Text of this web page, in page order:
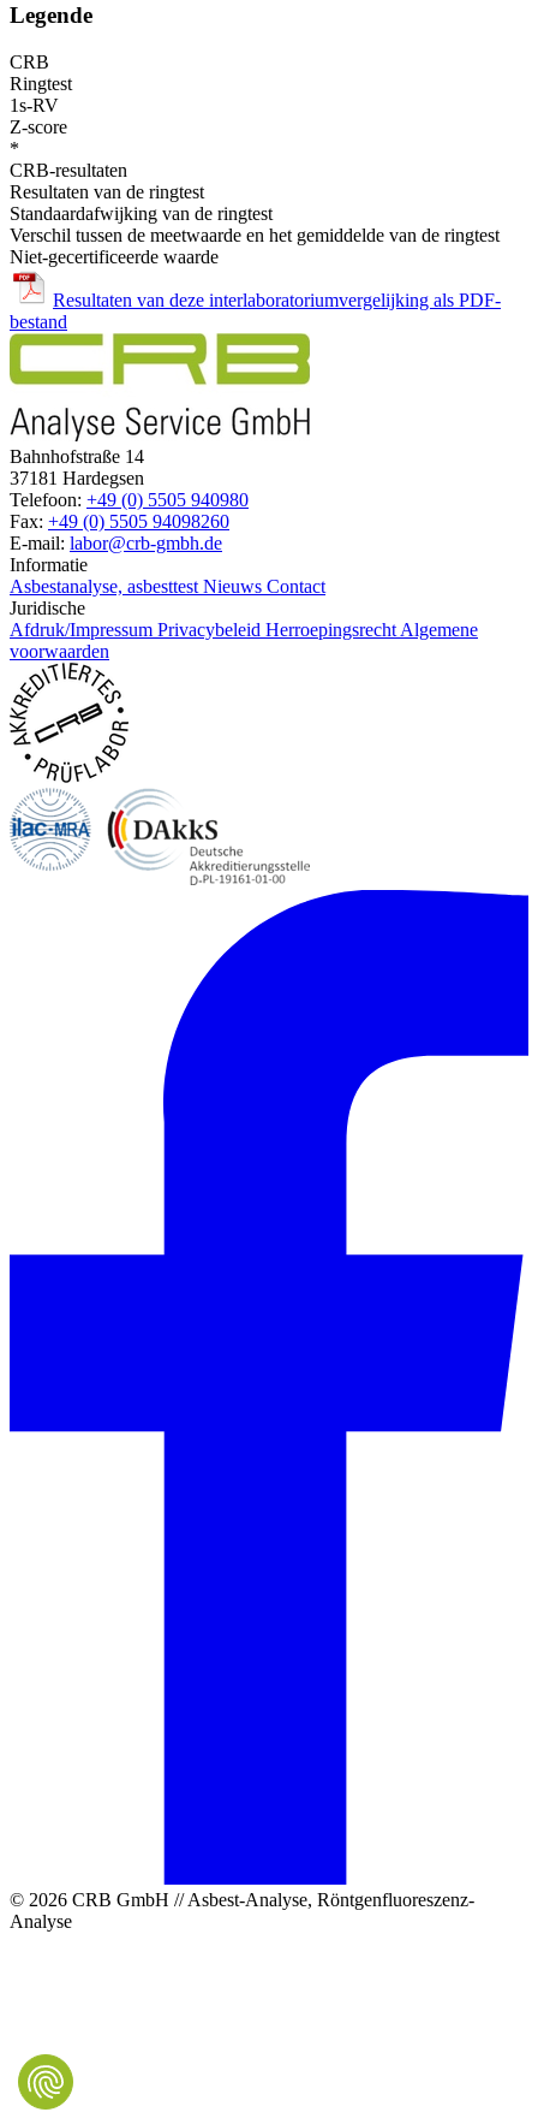
Legende
CRB
Ringtest
1s-RV
Z-score
*
CRB-resultaten
Resultaten van de ringtest
Standaardafwijking van de ringtest
Verschil tussen de meetwaarde en het gemiddelde van de ringtest
Niet-gecertificeerde waarde
Resultaten van deze interlaboratoriumvergelijking als PDF-
bestand
Bahnhofstraße 14
37181 Hardegsen
Telefoon: +49 (0) 5505 940980
Fax: +49 (0) 5505 94098260
E-mail: labor@crb-gmbh.de
Informatie
Asbestanalyse, asbesttest Nieuws Contact
Juridische
Afdruk/Impressum Privacybeleid Herroepingsrecht Algemene
voorwaarden
© 2026 CRB GmbH // Asbest-Analyse, Röntgenfluoreszenz-
Analyse